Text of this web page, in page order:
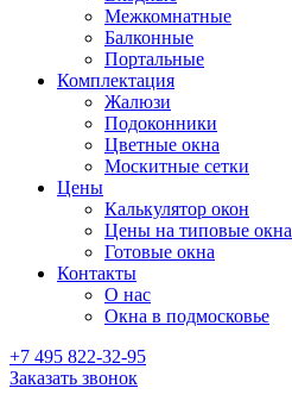
Межкомнатные
Балконные
Портальные
Комплектация
Жалюзи
Подоконники
Цветные окна
Москитные сетки
Цены
Калькулятор окон
Цены на типовые окна
Готовые окна
Контакты
О нас
Окна в подмосковье
+7 495 822-32-95
Заказать звонок